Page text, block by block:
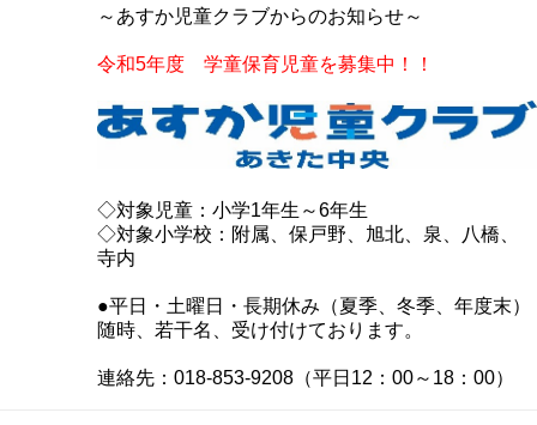
～あすか児童クラブからのお知らせ～
令和5年度 学童保育児童を募集中！！
◇対象児童：小学1年生～6年生
◇対象小学校：附属、保戸野、旭北、泉、八橋、
寺内
●平日・土曜日・長期休み（夏季、冬季、年度末）
随時、若干名、受け付けております。
連絡先：018-853-9208（平日12：00～18：00）